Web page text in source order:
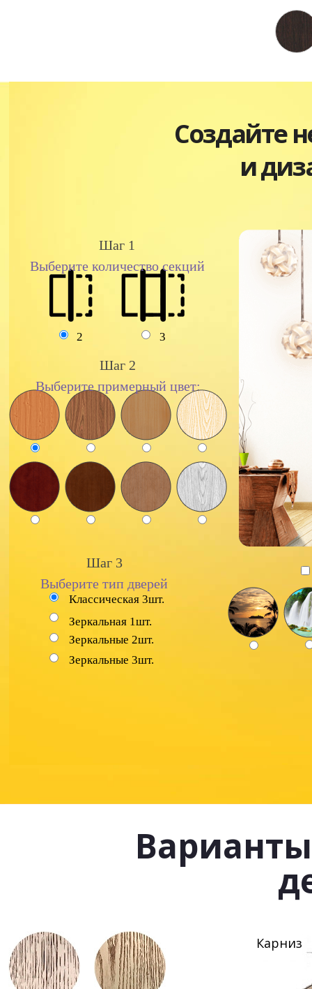
Карниз
Создайте
и
2 3
Шаг 2
Выберите примерный цвет:
Шаг 1
Выберите количество секций
Шаг 3
Выберите тип дверей
Классическая 3шт.
Зеркальная 1шт.
Зеркальные 2шт.
Зеркальные 3шт.